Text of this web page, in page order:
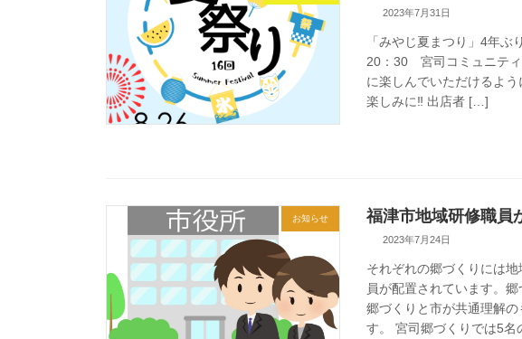
2023年7月31日
「みやじ夏まつり」4年
20：30 宮司コミュニティ
に楽しんでいただけるよ
楽しみに‼ 出店者 […]
お知らせ 福津市地域研修職員
2023年7月24日
それぞれの郷づくりには
員が配置されています。
郷づくりと市が共通理解
す。 宮司郷づくりでは5